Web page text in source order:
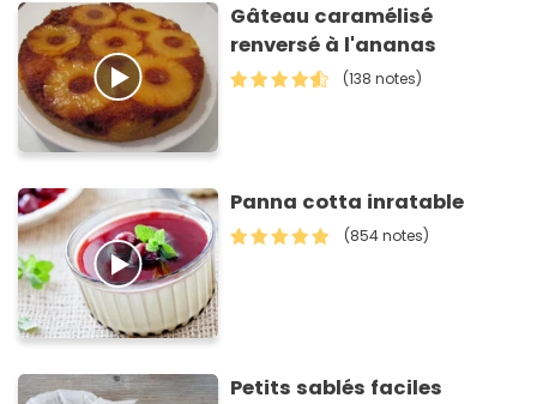
Gâteau caramélisé
renversé à l'ananas
(138 notes)
Panna cotta inratable
(854 notes)
Petits sablés faciles